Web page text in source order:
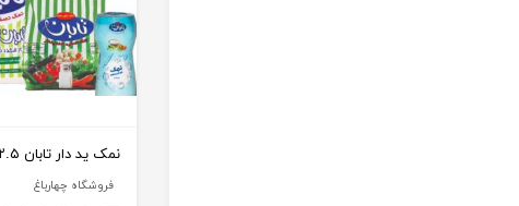
نمک ید دار تابان ۲.۵ کیلویی
فروشگاه چهارباغ